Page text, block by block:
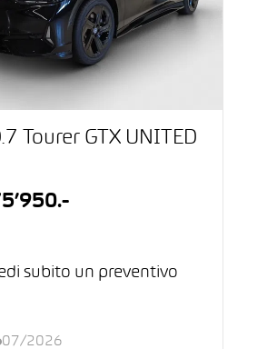
Tourer GTX UNITED
subito un preventivo
07/2026